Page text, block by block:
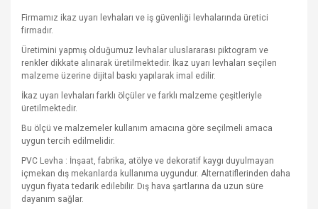
Firmamız ikaz uyarı levhaları ve iş güvenliği levhalarında üretici
firmadır.
Üretimini yapmış olduğumuz levhalar uluslararası piktogram ve
renkler dikkate alınarak üretilmektedir. İkaz uyarı levhaları seçilen
malzeme üzerine dijital baskı yapılarak imal edilir.
İkaz uyarı levhaları farklı ölçüler ve farklı malzeme çeşitleriyle
üretilmektedir.
Bu ölçü ve malzemeler kullanım amacına göre seçilmeli amaca
uygun tercih edilmelidir.
PVC Levha : İnşaat, fabrika, atölye ve dekoratif kaygı duyulmayan
içmekan dış mekanlarda kullanıma uygundur. Alternatiflerinden daha
uygun fiyata tedarik edilebilir. Dış hava şartlarına da uzun süre
dayanım sağlar.